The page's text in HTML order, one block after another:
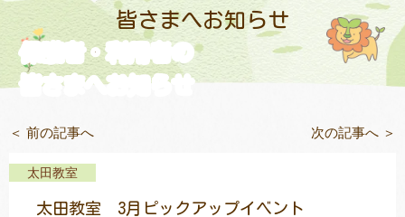
支援事例
教室一覧
皆さまへお知らせ
保護者・利用者の
皆さまへお知らせ
＜ 前の記事へ 次の記事へ ＞
太田教室
太田教室 3月ピックアップイベント